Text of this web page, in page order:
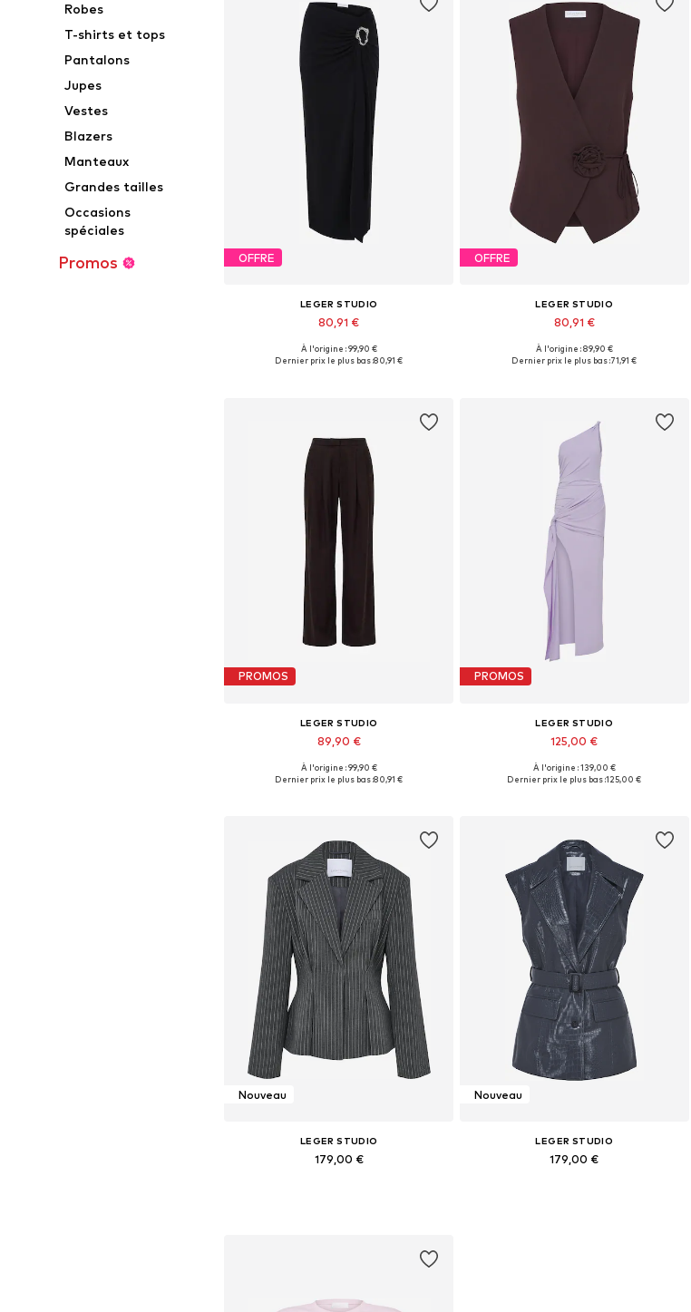
Robes
T-shirts et tops
Pantalons
Jupes
Vestes
Blazers
Manteaux
Grandes tailles
Occasions
spéciales
Promos OFFRE
LEGER STUDIO
80,91 €
Tailles disponibles: 34, 36, 38, 40
À l'origine : 99,90 €
Dernier prix le plus bas :80,91 €
OFFRE
LEGER STUDIO
80,91 €
Tailles disponibles: XS, S, M, L, XL
À l'origine : 89,90 €
Dernier prix le plus bas :71,91 €
PROMOS
LEGER STUDIO
89,90 €
Tailles disponibles: 34, 36, 38, 42
À l'origine : 99,90 €
Dernier prix le plus bas :80,91 €
PROMOS
LEGER STUDIO
125,00 €
Tailles disponibles: 36, 38, 42
À l'origine : 139,00 €
Dernier prix le plus bas :125,00 €
Nouveau
LEGER STUDIO
179,00 €
Nouveau
LEGER STUDIO
179,00 €